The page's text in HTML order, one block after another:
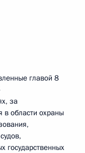
главой 8
за
в области охраны
государственных